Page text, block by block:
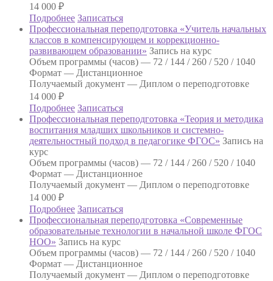
14 000 ₽
Подробнее Записаться
Профессиональная переподготовка «Учитель начальных
классов в компенсирующем и коррекционно-
развивающем образовании» Запись на курс
Объем программы (часов) — 72 / 144 / 260 / 520 / 1040
Формат — Дистанционное
Получаемый документ — Диплом о переподготовке
14 000 ₽
Подробнее Записаться
Профессиональная переподготовка «Теория и методика
воспитания младших школьников и системно-
деятельностный подход в педагогике ФГОС» Запись на
курс
Объем программы (часов) — 72 / 144 / 260 / 520 / 1040
Формат — Дистанционное
Получаемый документ — Диплом о переподготовке
14 000 ₽
Подробнее Записаться
Профессиональная переподготовка «Современные
образовательные технологии в начальной школе ФГОС
НОО» Запись на курс
Объем программы (часов) — 72 / 144 / 260 / 520 / 1040
Формат — Дистанционное
Получаемый документ — Диплом о переподготовке